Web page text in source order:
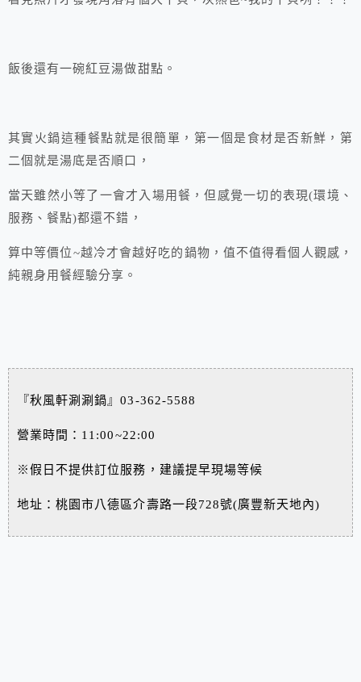
飯後還有一碗紅豆湯做甜點。
其實火鍋這種餐點就是很簡單，第一個是食材是否新鮮，第
二個就是湯底是否順口，
當天雖然小等了一會才入場用餐，但感覺一切的表現(環境、
服務、餐點)都還不錯，
算中等價位~越冷才會越好吃的鍋物，值不值得看個人觀感，
純親身用餐經驗分享。
『秋風軒涮涮鍋』03-362-5588
營業時間：11:00~22:00
※假日不提供訂位服務，建議提早現場等候
地址：桃園市八德區介壽路一段728號(廣豐新天地內)